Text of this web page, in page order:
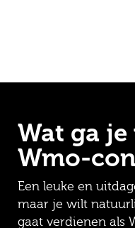
Wat ga
Wmo-
Een leuke en
maar je wilt
gaat verdienen als